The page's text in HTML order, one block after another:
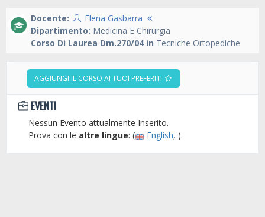
Docente:
Elena Gasbarra
Dipartimento: Medicina E Chirurgia
Corso Di Laurea Dm.270/04 in Tecniche Ortopediche
AGGIUNGI IL CORSO AI TUOI PREFERITI
EVENTI
Nessun Evento attualmente Inserito.
Prova con le altre lingue: ( English, ).